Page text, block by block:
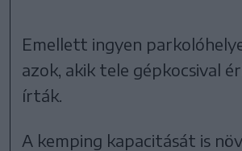
Emellett ingyen
azok, akik tele gépkocsival
írták.
A kemping kapacitását is